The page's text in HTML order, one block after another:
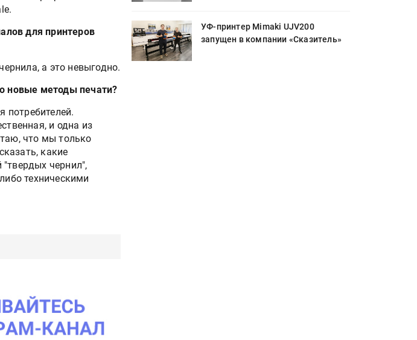
для принтеров
а это невыгодно.
новые методы печати?
потребителей.
и одна из
что мы только
какие
чернил",
техническими
в компании «Сказитель»
УФ-принтер Mimaki UJV200
запущен в компании «Сказитель»